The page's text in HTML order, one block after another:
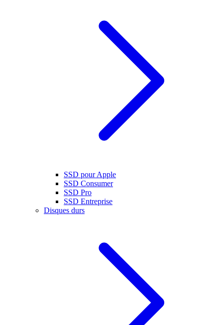
SSD pour Apple
SSD Consumer
SSD Pro
SSD Entreprise
Disques durs